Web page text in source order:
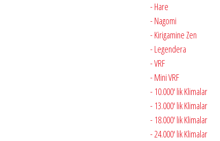
- Hare
- Nagomi
- Kirigamine Zen
- Legendera
- VRF
- Mini VRF
- 10.000' lik Klimalar
- 13.000' lik Klimalar
- 18.000' lik Klimalar
- 24.000' lik Klimalar